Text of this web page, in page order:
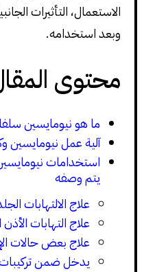
الاستعمال، التأثيرات
وبعد استخدامه.
محتوى
ما هو نيومايسين
آلية عمل نيومايسين
استخدامات
يتم وصفه
علاج الالتهابات
علاج التهابات الأذن
علاج بعض حالات
يدخل ضمن تركيبات